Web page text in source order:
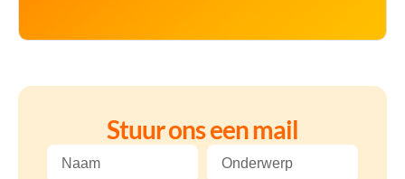
Stuur ons een mail